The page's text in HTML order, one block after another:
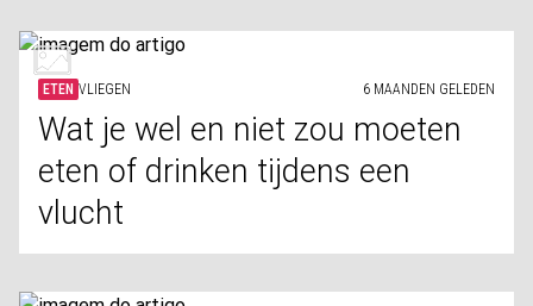
ETEN VLIEGEN 6 MAANDEN GELEDEN
Wat je wel en niet zou moeten
eten of drinken tijdens een
vlucht